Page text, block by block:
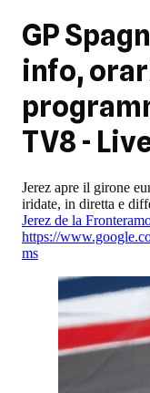
GP
info,
TV8 -
Jerez apre il girone
iridate, in diretta e
Jerez de la Frontera
https://
ms